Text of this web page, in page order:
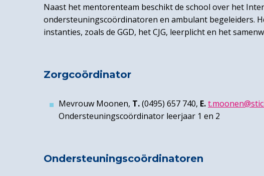
Naast het mentorenteam beschikt de school over het
ondersteuningscoördinatoren en ambulant begeleiders.
instanties, zoals de GGD, het CJG, leerplicht en het
Zorgcoördinator
Mevrouw Moonen, T.(0495) 657 740, E.
Ondersteuningscoördinator leerjaar 1 en 2
Ondersteuningscoördinatoren